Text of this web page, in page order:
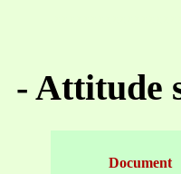
- Attitude
Document